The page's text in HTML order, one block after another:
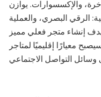
والإكسسوارات. يوازن
الرقي البصري، والعملية
إنشاء متجر فعلي مميز
معيارًا إقليميًا لمتاجر